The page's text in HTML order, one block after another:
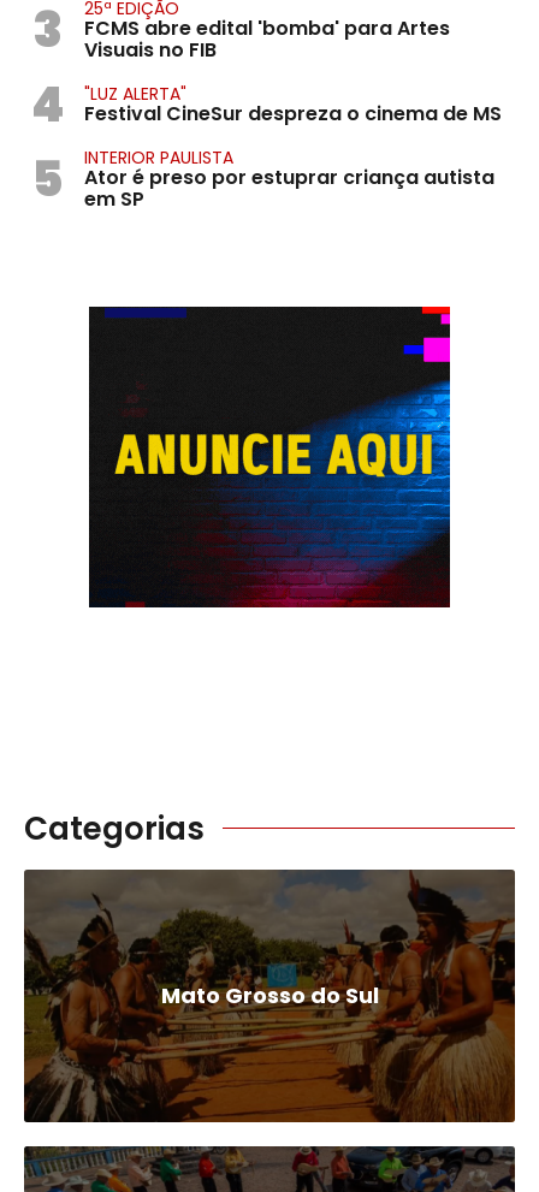
3 25ª EDIÇÃO
FCMS abre edital 'bomba' para Artes
Visuais no FIB
4 "LUZ ALERTA"
Festival CineSur despreza o cinema de MS
5 INTERIOR PAULISTA
Ator é preso por estuprar criança autista
em SP
Categorias
Mato Grosso do Sul